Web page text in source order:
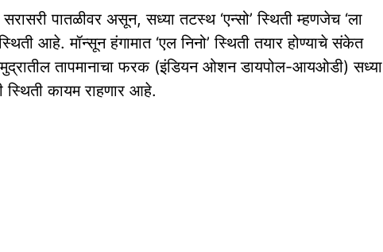
सरासरी पातळीवर असून, सध्या तटस्थ ‘एन्सो’ स्थिती म्हणजेच ‘ला
आहे. मॉन्सून हंगामात ‘एल निनो’ स्थिती तयार होण्याचे संकेत
तापमानाचा फरक (इंडियन ओशन डायपोल-आयओडी) सध्या
स्थिती कायम राहणार आहे.